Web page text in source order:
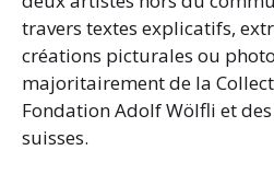
travers textes explicatifs,
créations picturales ou
majoritairement de la
Fondation Adolf Wölfli et
suisses.